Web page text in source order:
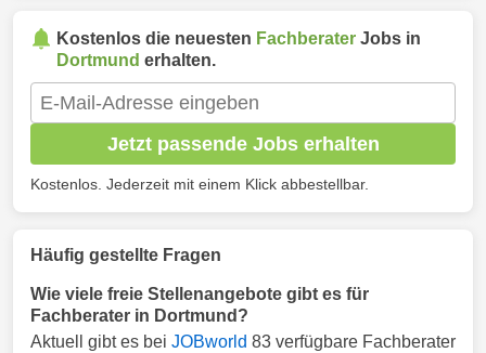
Kostenlos die neuesten Fachberater Jobs in
Dortmund erhalten.
Jetzt passende Jobs erhalten
Kostenlos. Jederzeit mit einem Klick abbestellbar.
Häufig gestellte Fragen
Wie viele freie Stellenangebote gibt es für
Fachberater in Dortmund?
Aktuell gibt es bei JOBworld 83 verfügbare Fachberater